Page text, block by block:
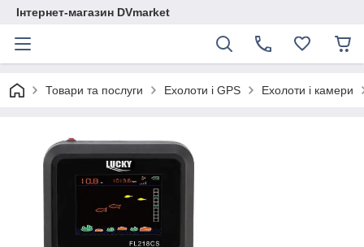
Інтернет-магазин DVmarket
Товари та послуги Ехолоти і GPS Ехолоти і камери